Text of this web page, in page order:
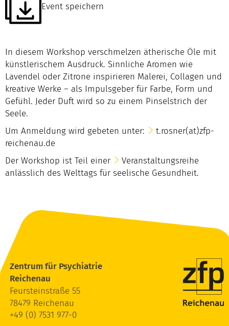
Event speichern
In diesem Workshop verschmelzen ätherische Öle mit
künstlerischem Ausdruck. Sinnliche Aromen wie
Lavendel oder Zitrone inspirieren Malerei, Collagen und
kreative Werke – als Impulsgeber für Farbe, Form und
Gefühl. Jeder Duft wird so zu einem Pinselstrich der
Seele.
Um Anmeldung wird gebeten unter:
t.rosner(at)zfp-
reichenau.de
Der Workshop ist Teil einer
Veranstaltungsreihe
anlässlich des Welttags für seelische Gesundheit.
Zentrum für Psychiatrie
Reichenau
Feursteinstraße 55
78479 Reichenau
+49 (0) 7531 977-0